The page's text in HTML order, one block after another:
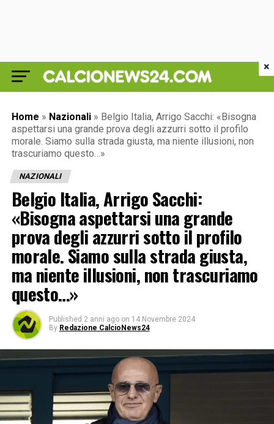
Home » Nazionali » Belgio Italia, Arrigo Sacchi: «Bisogna
aspettarsi una grande prova degli azzurri sotto il profilo
morale. Siamo sulla strada giusta, ma niente illusioni, non
trascuriamo questo…»
NAZIONALI
Belgio Italia, Arrigo Sacchi:
«Bisogna aspettarsi una grande
prova degli azzurri sotto il profilo
morale. Siamo sulla strada giusta,
ma niente illusioni, non trascuriamo
questo…»
Published 2 anni ago on 14 Novembre 2024
By Redazione CalcioNews24
×